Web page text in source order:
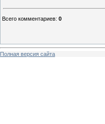
Всего комментариев: 0
Полная версия сайта